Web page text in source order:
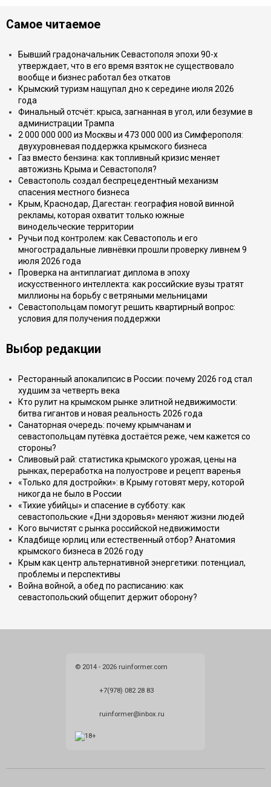
Самое читаемое
Бывший градоначальник Севастополя эпохи 90-х
утверждает, что в его время взяток не существовало
вообще и бизнес работал без откатов
Крымский туризм нащупал дно к середине июля 2026
года
Финальный отсчёт: крыса, загнанная в угол, или безумие в
администрации Трампа
2 000 000 000 из Москвы и 473 000 000 из Симферополя:
двухуровневая поддержка крымского бизнеса
Газ вместо бензина: как топливный кризис меняет
автожизнь Крыма и Севастополя?
Севастополь создал беспрецедентный механизм
спасения местного бизнеса
Крым, Краснодар, Дагестан: география новой винной
рекламы, которая охватит только южные
винодельческие территории
Ручьи под контролем: как Севастополь и его
многострадальные ливнёвки прошли проверку ливнем 9
июля 2026 года
Проверка на антиплагиат диплома в эпоху
искусственного интеллекта: как российские вузы тратят
миллионы на борьбу с ветряными мельницами
Севастопольцам помогут решить квартирный вопрос:
условия для получения поддержки
Выбор редакции
Ресторанный апокалипсис в России: почему 2026 год стал
худшим за четверть века
Кто рулит на крымском рынке элитной недвижимости:
битва гигантов и новая реальность 2026 года
Санаторная очередь: почему крымчанам и
севастопольцам путёвка достаётся реже, чем кажется со
стороны?
Сливовый рай: статистика крымского урожая, цены на
рынках, переработка на полуострове и рецепт варенья
«Только для достройки»: в Крыму готовят меру, которой
никогда не было в России
«Тихие убийцы» и спасение в субботу: как
севастопольские «Дни здоровья» меняют жизни людей
Кого вычистят с рынка российской недвижимости
Кладбище юрлиц или естественный отбор? Анатомия
крымского бизнеса в 2026 году
Крым как центр альтернативной энергетики: потенциал,
проблемы и перспективы
Война войной, а обед по расписанию: как
севастопольский общепит держит оборону?
© 2014 - 2026 ruinformer.com
+7(978) 082 28 83
ruinformer@inbox.ru